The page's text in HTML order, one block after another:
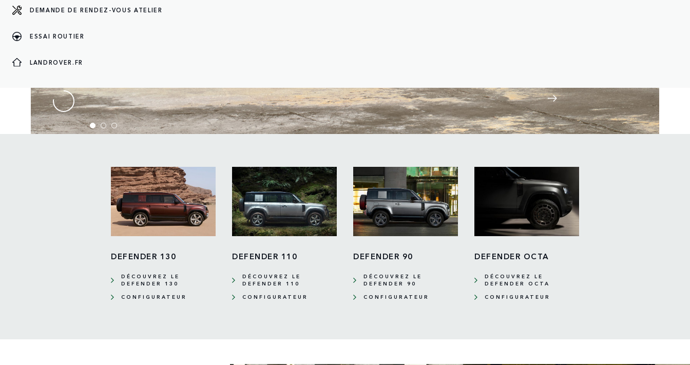
DEMANDE DE RENDEZ-VOUS ATELIER
ESSAI ROUTIER
LANDROVER.FR
DEFENDER 75TH EDITION
Edition limitée pour notre baroudeur aux capacités illimitées
EN SAVOIR PLUS
DEFENDER 130
DÉCOUVREZ LE
DEFENDER 130
CONFIGURATEUR
DEFENDER 110
DÉCOUVREZ LE
DEFENDER 110
CONFIGURATEUR
DEFENDER 90
DÉCOUVREZ LE
DEFENDER 90
CONFIGURATEUR
DEFENDER OCTA
DÉCOUVREZ LE
DEFENDER OCTA
CONFIGURATEUR